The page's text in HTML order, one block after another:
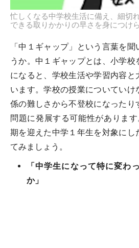
忙しくなる中学校生活に備え、細切
できる取りかかりの早さを身につけ
「中１ギャップ」という言葉を
うか。中１ギャップとは、小学
になると、学校生活や学習内容
います。学校の授業についていけ
係の難しさから不登校になったり
問題に発展する可能性がありま
期を迎えた中学１年生を対象にし
てみましょう。
「中学生になって特に変わ
か」